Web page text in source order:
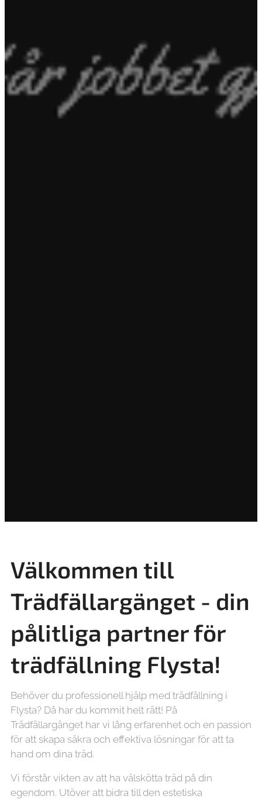
Välkommen till
Trädfällargänget - din
pålitliga partner för
trädfällning Flysta!
Behöver du professionell hjälp med trädfällning i
Flysta? Då har du kommit helt rätt! På
Trädfällargänget har vi lång erfarenhet och en passion
för att skapa säkra och effektiva lösningar för att ta
hand om dina träd.
Vi förstår vikten av att ha välskötta träd på din
egendom. Utöver att bidra till den estetiska